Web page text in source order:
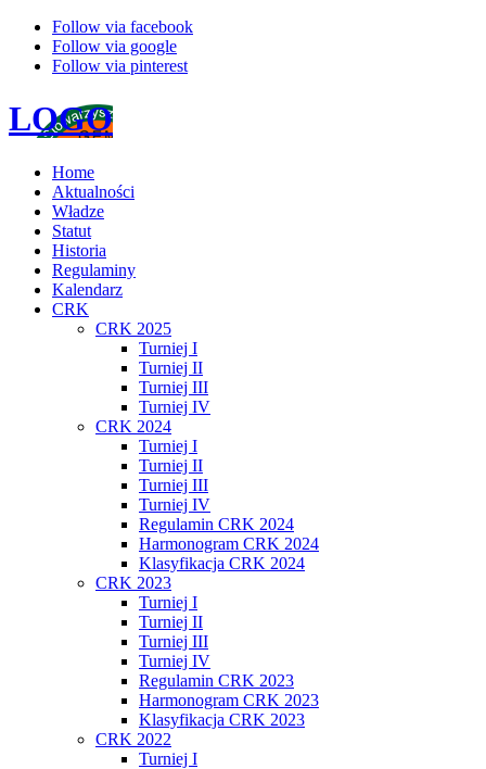
Follow via facebook
Follow via google
Follow via pinterest
LOGO
Home
Aktualności
Władze
Statut
Historia
Regulaminy
Kalendarz
CRK
CRK 2025
Turniej I
Turniej II
Turniej III
Turniej IV
CRK 2024
Turniej I
Turniej II
Turniej III
Turniej IV
Regulamin CRK 2024
Harmonogram CRK 2024
Klasyfikacja CRK 2024
CRK 2023
Turniej I
Turniej II
Turniej III
Turniej IV
Regulamin CRK 2023
Harmonogram CRK 2023
Klasyfikacja CRK 2023
CRK 2022
Turniej I